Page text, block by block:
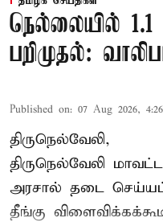
நெல்லையில்
பறிமுதல்:
Published on: 07 Aug 2026,
திருநெல்வேலி,
திருநெல்வேலி
அரசால் தடை
தீங்கு